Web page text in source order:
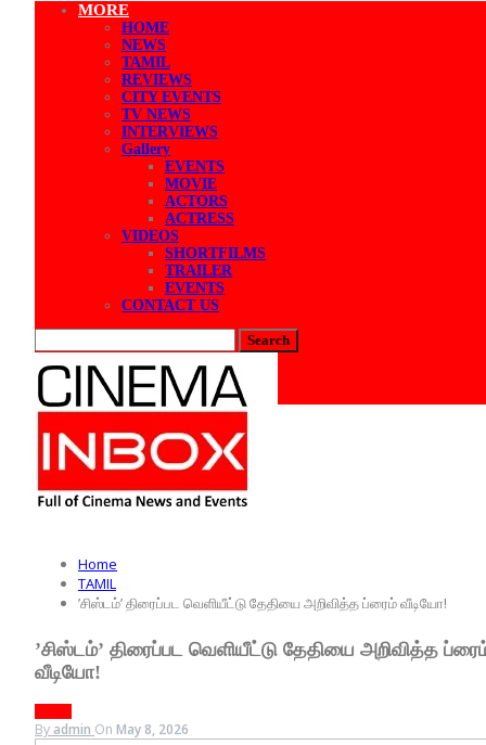
MORE
HOME
NEWS
TAMIL
REVIEWS
CITY EVENTS
TV NEWS
INTERVIEWS
Gallery
EVENTS
MOVIE
ACTORS
ACTRESS
VIDEOS
SHORTFILMS
TRAILER
EVENTS
CONTACT US
Categories
Tags
Home
TAMIL
’சிஸ்டம்’ திரைப்பட வெளியீட்டு தேதியை அறிவித்த ப்ரைம் வீடியோ!
’சிஸ்டம்’ திரைப்பட வெளியீட்டு தேதியை அறிவித்த
வீடியோ!
By admin On May 8, 2026